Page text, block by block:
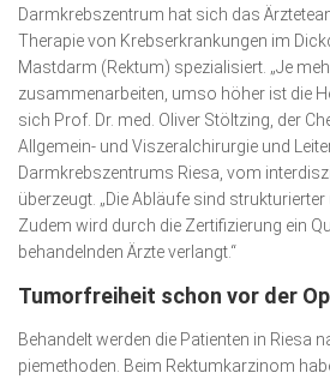
Darmkrebszentrum hat sich das
Therapie von Krebserkran­kungen im
Mastdarm (Rektum) spezialisiert. „Je
zusammenarbeiten, umso höher ist die
sich Prof. Dr. med. Oliver Stöltzing, der
Allgemein- und Viszeralchirurgie und
Darmkrebszentrums Riesa, vom
überzeugt. „Die Abläufe sind strukturierter
Zudem wird durch die Zertifizierung ein
behandelnden Ärzte verlangt.“
Tumorfreiheit schon vor der
Behandelt werden die Patienten in Riesa
pie­­methoden. Beim Rektumkarzinom